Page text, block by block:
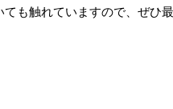
も触れていますので、ぜひ